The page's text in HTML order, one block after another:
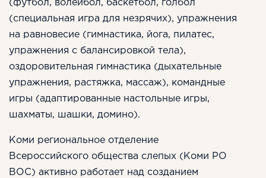
(футбол, волейбол, баскетбол, голбол
(специальная игра для незрячих), упражнения
на равновесие (гимнастика, йога, пилатес,
упражнения с балансировкой тела),
оздоровительная гимнастика (дыхательные
упражнения, растяжка, массаж), командные
игры (адаптированные настольные игры,
шахматы, шашки, домино).
Коми региональное отделение
Всероссийского общества слепых (Коми РО
ВОС) активно работает над созданием